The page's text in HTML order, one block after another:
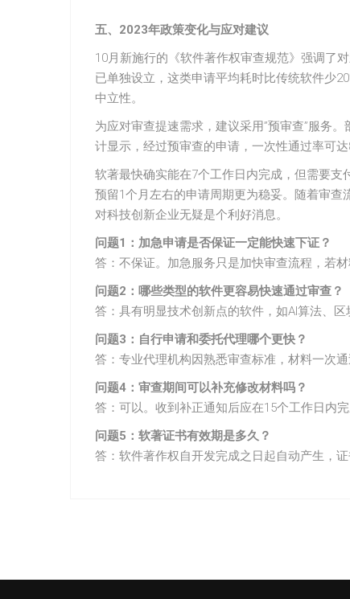
五、2023年政策变化与应对建议
10月新施行的《软件著作权审查规范》强调了
已单独设立，这类申请平均耗时比传统软件少
中立性。
为应对审查提速需求，建议采用”预审查”服务
计显示，经过预审查的申请，一次性通过率可达
软著最快确实能在7个工作日内完成，但需要支
预留1个月左右的申请周期更为稳妥。随着审
对科技创新企业无疑是个利好消息。
问题1：加急申请是否保证一定能快速下证？
答：不保证。加急服务只是加快审查流程，若
问题2：哪些类型的软件更容易快速通过审查？
答：具有明显技术创新点的软件，如AI算法、
问题3：自行申请和委托代理哪个更快？
答：专业代理机构因熟悉审查标准，材料一次
问题4：审查期间可以补充修改材料吗？
答：可以。收到补正通知后应在15个工作日内
问题5：软著证书有效期是多久？
答：软件著作权自开发完成之日起自动产生，